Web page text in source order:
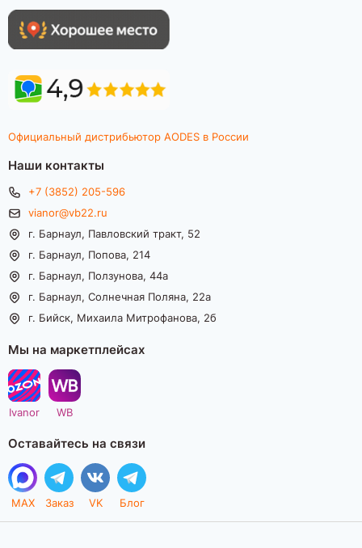
Официальный дистрибьютор AODES в России
Наши контакты
+7 (3852) 205-596
vianor@vb22.ru
г. Барнаул, Павловский тракт, 52
г. Барнаул, Попова, 214
г. Барнаул, Ползунова, 44а
г. Барнаул, Солнечная Поляна, 22а
г. Бийск, Михаила Митрофанова, 2б
Мы на маркетплейсах
Ivanor WB
Оставайтесь на связи
MAX Заказ VK Блог